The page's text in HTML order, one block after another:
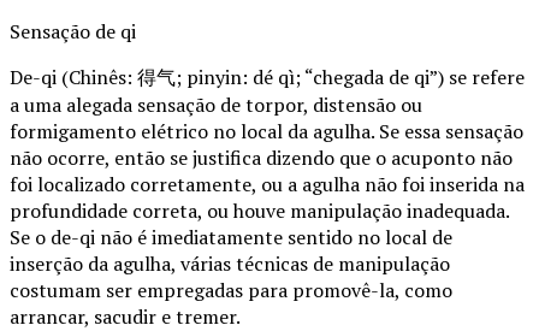
Sensação de qi
De-qi (Chinês: 得气; pinyin: dé qì; “chegada de qi”) se refere
a uma alegada sensação de torpor, distensão ou
formigamento elétrico no local da agulha. Se essa sensação
não ocorre, então se justifica dizendo que o acuponto não
foi localizado corretamente, ou a agulha não foi inserida na
profundidade correta, ou houve manipulação inadequada.
Se o de-qi não é imediatamente sentido no local de
inserção da agulha, várias técnicas de manipulação
costumam ser empregadas para promovê-la, como
arrancar, sacudir e tremer.